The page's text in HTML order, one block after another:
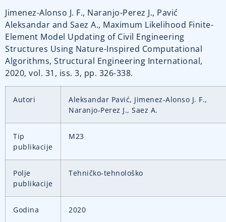
Jimenez-Alonso J. F., Naranjo-Perez J., Pavić
Aleksandar and Saez A., Maximum Likelihood Finite-
Element Model Updating of Civil Engineering
Structures Using Nature-Inspired Computational
Algorithms, Structural Engineering International,
2020, vol. 31, iss. 3, pp. 326-338.
Autori
Aleksandar Pavić, Jimenez-Alonso J. F.,
Naranjo-Perez J., Saez A.
Tip
publikacije
M23
Polje
publikacije
Tehničko-tehnološko
Godina 2020